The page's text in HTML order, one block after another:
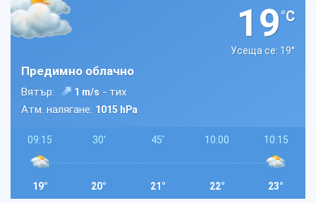
19°C
Усеща се: 19°
Предимно облачно
Вятър: 1 m/s - тих
Атм. налягане: 1015 hPa
09:15
19°
30'
20°
45'
21°
10:00
22°
10:15
23°